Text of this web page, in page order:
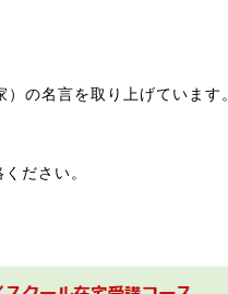
の名言を取り上げています。
ださい。